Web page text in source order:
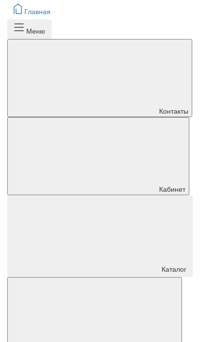
Главная
Меню
Контакты
Кабинет
Каталог